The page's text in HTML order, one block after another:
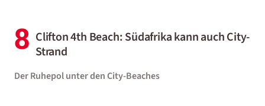
8 Clifton 4th Beach: Südafrika kann auch City-
Strand
Der Ruhepol unter den City-Beaches